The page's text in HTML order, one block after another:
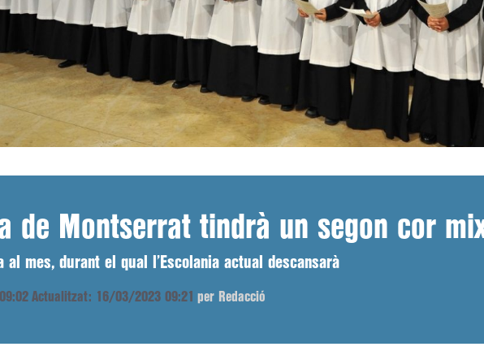
de Montserrat tindrà un segon cor
al mes, durant el qual l’Escolania actual descansarà
Actualitzat: 16/03/2023 09:21 per Redacció